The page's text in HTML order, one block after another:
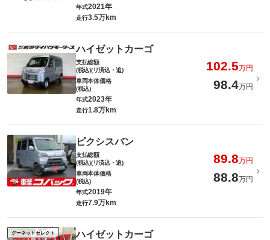
年式2021年
走行3.5万km
ハイゼットカーゴ
支払総額
(税込)(リ済込・追)
102.5万円
車両本体価格
(税込)
98.4万円
年式2023年
走行1.8万km
ピクシスバン
支払総額
(税込)(リ済込・追)
89.8万円
車両本体価格
(税込)
88.8万円
年式2019年
走行7.9万km
グーネットセレクト ハイゼットカーゴ